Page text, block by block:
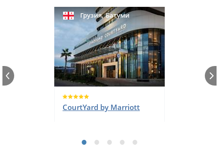
Грузия,Батуми
CourtYard by Marriott